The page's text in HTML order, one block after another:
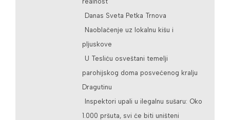
Danas Sveta Petka Trnova
Naoblačenje uz lokalnu kišu i
pljuskove
U Tesliću osveštani temelji
parohijskog doma posvećenog kralju
Dragutinu
Inspektori upali u ilegalnu sušaru: Oko
1.000 pršuta, svi će biti uništeni